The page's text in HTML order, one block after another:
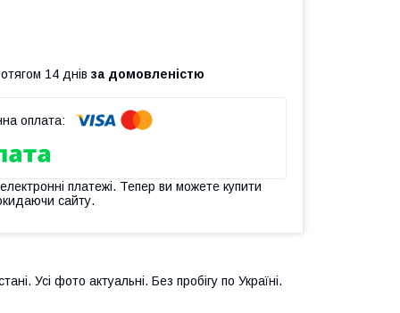
14 днів за домовленістю
платежі. Тепер ви можете купити
сайту.
Усі фото актуальні. Без пробігу по Україні.